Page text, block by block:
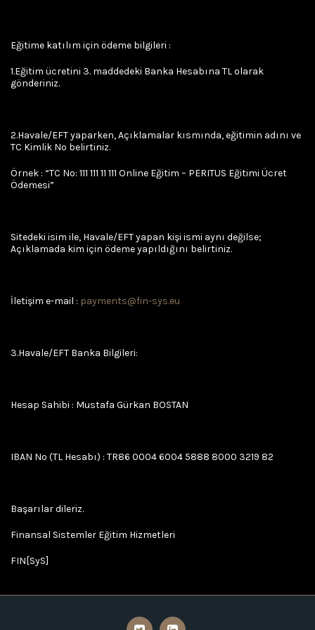
Eğitime katılım için ödeme bilgileri :
1.Eğitim ücretini 3. maddedeki Banka Hesabına TL olarak
gönderiniz.
2.Havale/EFT yaparken, Açıklamalar kısmında, eğitimin adını ve
TC Kimlik No belirtiniz.
Örnek : “TC No: 111 111 11 111 Online Eğitim – PERITUS Eğitimi Ücret
Ödemesi”
Sitedeki isim ile, Havale/EFT yapan kişi ismi aynı değilse;
Açıklamada kim için ödeme yapıldığını belirtiniz.
İletişim e-mail : payments@fin-sys.eu
3.Havale/EFT Banka Bilgileri:
Hesap Sahibi : Mustafa Gürkan BOSTAN
IBAN No (TL Hesabı) : TR86 0004 6004 5888 8000 3219 82
Başarılar dileriz.
Finansal Sistemler Eğitim Hizmetleri
FIN[SyS]